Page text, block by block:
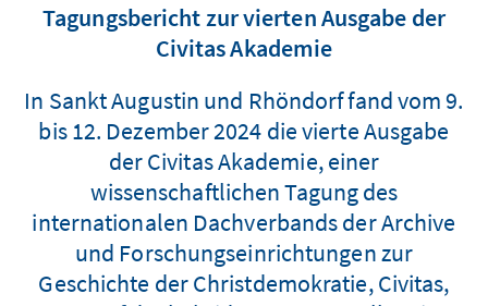
Tagungsbericht zur vierten Ausgabe der
Civitas Akademie
In Sankt Augustin und Rhöndorf fand vom 9.
bis 12. Dezember 2024 die vierte Ausgabe
der Civitas Akademie, einer
wissenschaftlichen Tagung des
internationalen Dachverbands der Archive
und Forschungseinrichtungen zur
Geschichte der Christdemokratie, Civitas,